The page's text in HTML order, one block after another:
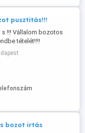
pusztitás!!!
!!! Vállalom bozotos
tételét!!!!
bozot irtás